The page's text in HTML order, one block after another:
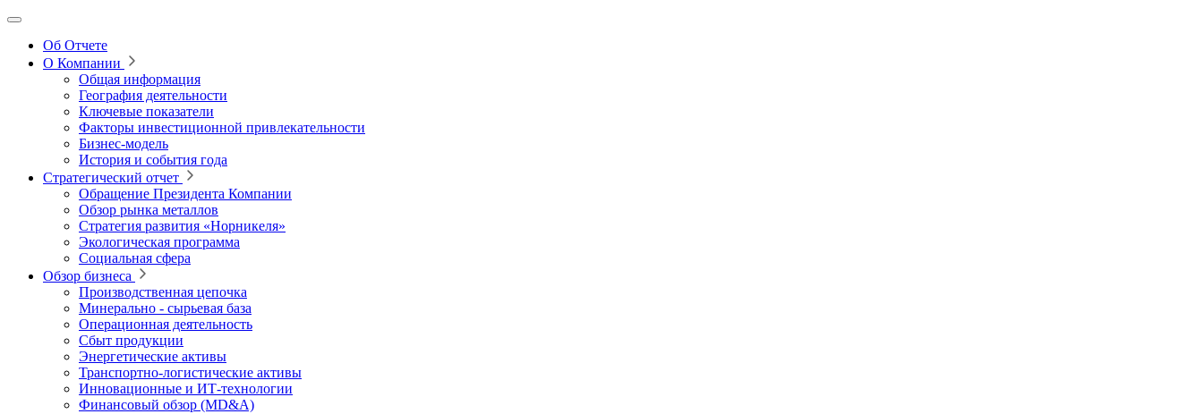
Об Отчете
О Компании
Общая информация
География деятельности
Ключевые показатели
Факторы инвестиционной привлекательности
Бизнес-модель
История и события года
Стратегический отчет
Обращение Президента Компании
Обзор рынка металлов
Стратегия развития «Норникеля»
Экологическая программа
Социальная сфера
Обзор бизнеса
Производственная цепочка
Минерально ‑ сырьевая база
Операционная деятельность
Сбыт продукции
Энергетические активы
Транспортно-логистические активы
Инновационные и ИТ‑технологии
Финансовый обзор (MD&A)